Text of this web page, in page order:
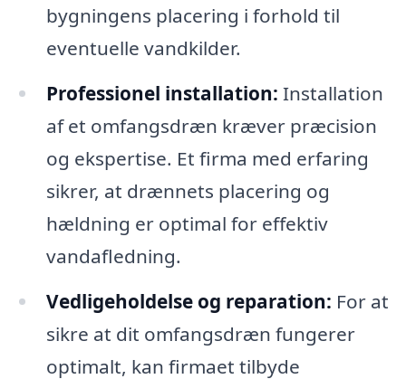
bygningens placering i forhold til
eventuelle vandkilder.
Professionel installation: Installation
af et omfangsdræn kræver præcision
og ekspertise. Et firma med erfaring
sikrer, at drænnets placering og
hældning er optimal for effektiv
vandafledning.
Vedligeholdelse og reparation: For at
sikre at dit omfangsdræn fungerer
optimalt, kan firmaet tilbyde